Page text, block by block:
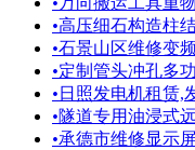
•高压细石构造柱
•石景山区维修变
•定制管头冲孔多
• 日照发电机租赁,
•隧道专用油浸式
•承德市维修显示